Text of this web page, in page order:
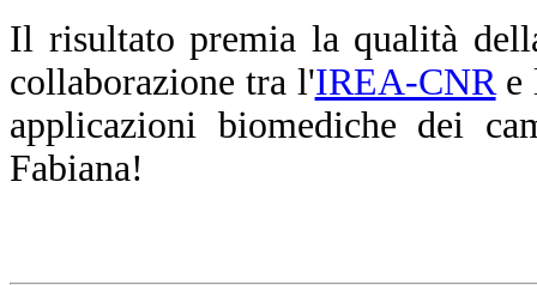
Il risultato premia la qualità
collaborazione tra l'IREA-CNRe
applicazioni biomediche dei
Fabiana!